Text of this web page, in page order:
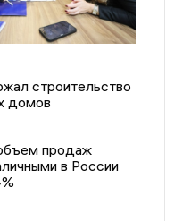
строительство
домов
продаж
в России